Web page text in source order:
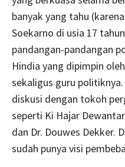
banyak yang tahu
Soekarno di usia 17
pandangan-pandangan
Hindia yang dipimpin
sekaligus guru
diskusi dengan tokoh
seperti Ki Hajar
dan Dr. Douwes Dekker.
sudah punya visi